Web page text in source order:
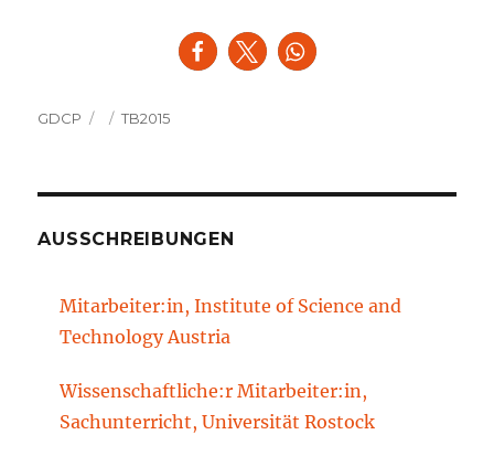
Autor
GDCP
Veröffentlicht
Kategorien
TB2015
AUSSCHREIBUNGEN
Mitarbeiter:in, Institute of Science and
Technology Austria
Wissenschaftliche:r Mitarbeiter:in,
Sachunterricht, Universität Rostock